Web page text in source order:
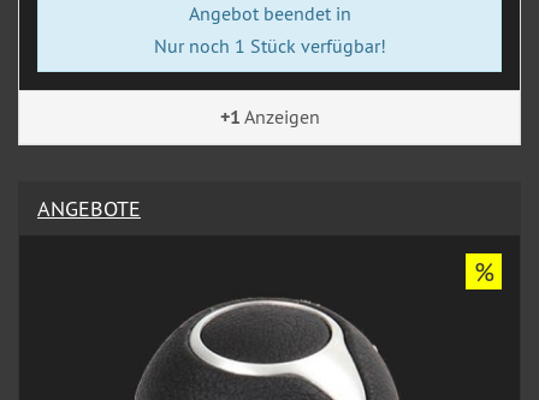
Angebot beendet in
Nur noch 1 Stück verfügbar!
+1 Anzeigen
ANGEBOTE
%